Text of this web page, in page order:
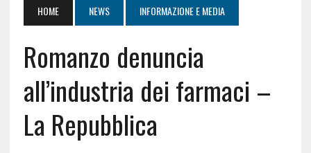
HOME NEWS INFORMAZIONE E MEDIA
Romanzo denuncia
all’industria dei farmaci –
La Repubblica